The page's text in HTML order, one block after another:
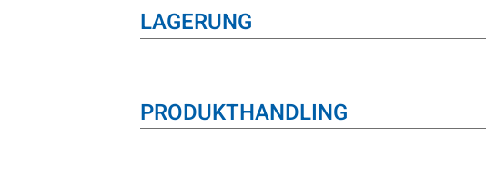
LAGERUNG
PRODUKTHANDLING